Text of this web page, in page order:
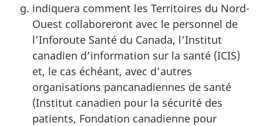
indiquera comment les Territoires du Nord-
Ouest collaboreront avec le personnel de
l’Inforoute Santé du Canada, l’Institut
canadien d’information sur la santé (ICIS)
et, le cas échéant, avec d’autres
organisations pancanadiennes de santé
(Institut canadien pour la sécurité des
patients, Fondation canadienne pour